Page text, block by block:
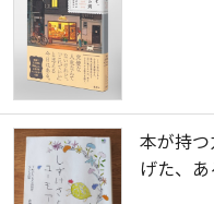
本が持つ
げた、